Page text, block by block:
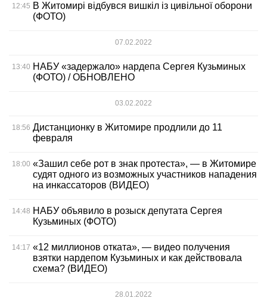
12:45 В Житомирі відбувся вишкіл із цивільної оборони
(ФОТО)
07.02.2022
13:40 НАБУ «задержало» нардепа Сергея Кузьминых
(ФОТО) / ОБНОВЛЕНО
03.02.2022
18:56 Дистанционку в Житомире продлили до 11
февраля
18:00 «Зашил себе рот в знак протеста», — в Житомире
судят одного из возможных участников нападения
на инкассаторов (ВИДЕО)
14:48 НАБУ объявило в розыск депутата Сергея
Кузьминых (ФОТО)
14:17 «12 миллионов отката», — видео получения
взятки нардепом Кузьминых и как действовала
схема? (ВИДЕО)
28.01.2022